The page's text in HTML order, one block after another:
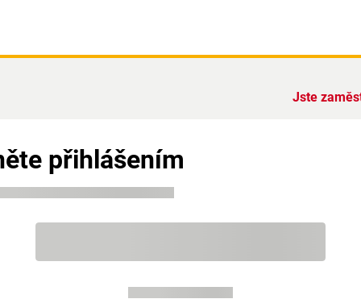
Jste
přihlášením